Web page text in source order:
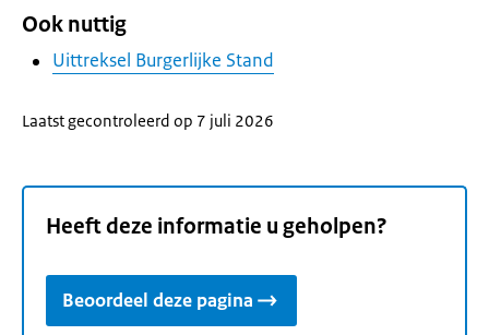
Ook nuttig
Uittreksel Burgerlijke Stand
Laatst gecontroleerd op 7 juli 2026
Heeft deze informatie u geholpen?
Beoordeel deze pagina